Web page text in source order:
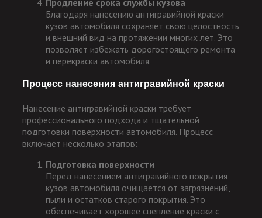
Продление срока службы кузова
Благодаря нанесению антигравийной краски
кузов автомобиля сохраняет свою целостность
и внешний вид на протяжении многих лет. Это
позволяет избежать дорогостоящего ремонта
и перекраски автомобиля.
Процесс нанесения антигравийной краски
Нанесение антигравийной краски требует
профессионального подхода и тщательной
подготовки поверхности автомобиля. Процесс
включает несколько этапов:
Подготовка поверхности
Перед нанесением антигравийного покрытия
кузов автомобиля очищается от загрязнений,
пыли и остатков старого покрытия. Это
обеспечивает хорошее сцепление краски с